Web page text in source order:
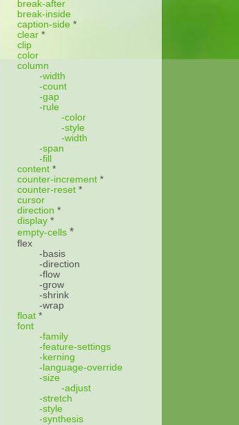
break-after
break-inside
caption-side *
clear *
clip
color
column
-width
-count
-gap
-rule
-color
-style
-width
-span
-fill
content *
counter-increment *
counter-reset *
cursor
direction *
display *
empty-cells *
flex
-basis
-direction
-flow
-grow
-shrink
-wrap
float *
font
-family
-feature-settings
-kerning
-language-override
-size
-adjust
-stretch
-style
-synthesis